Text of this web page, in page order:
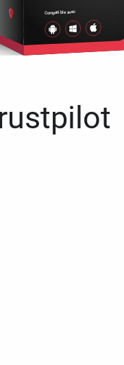
Compatible avec